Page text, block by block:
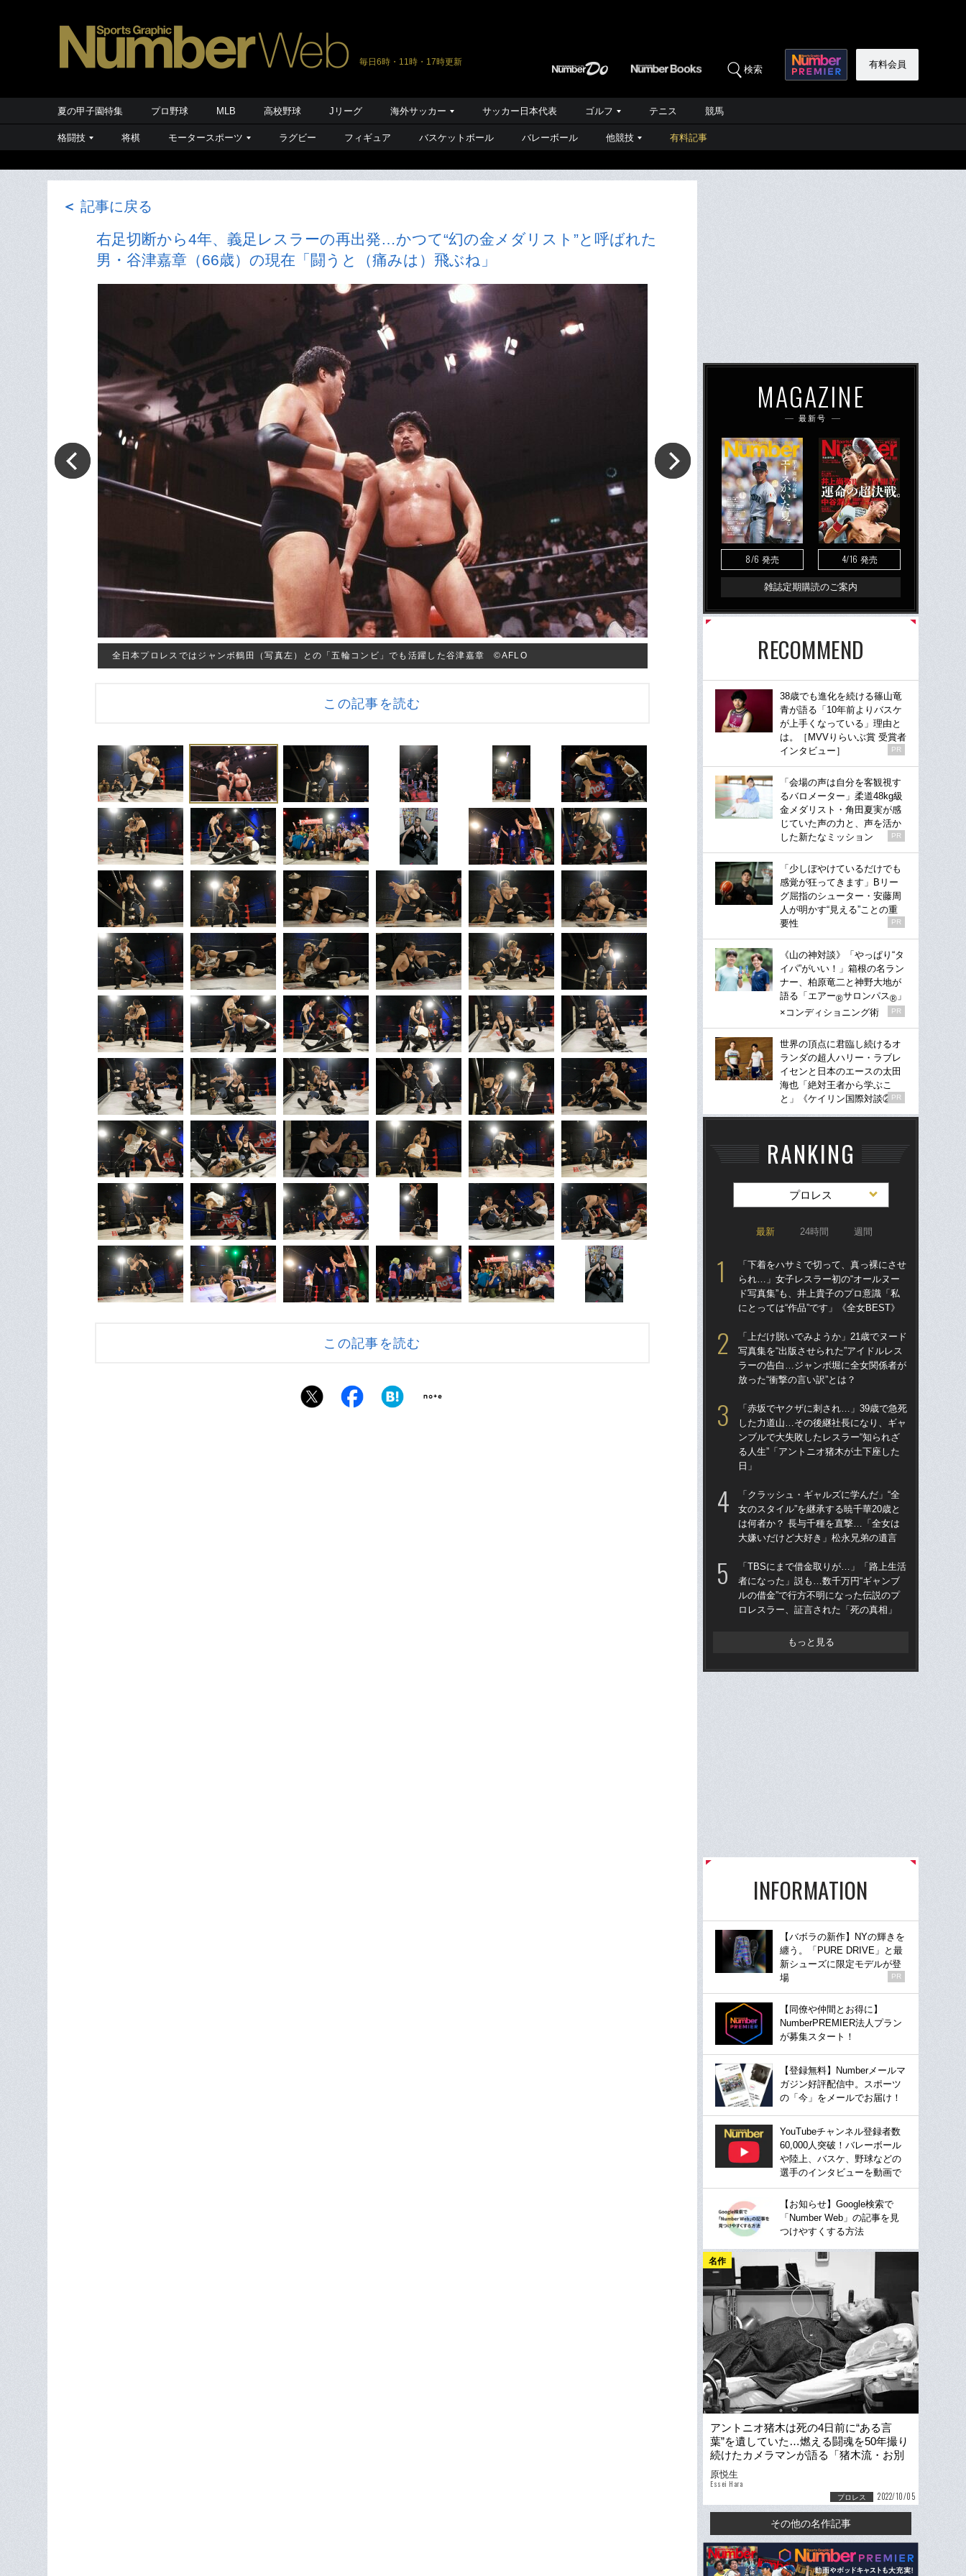
毎日6時・11時・17時更新
検索 有料会員
夏の甲子園特集 プロ野球 MLB 高校野球 Jリーグ 海外サッカー サッカー日本代表 ゴルフ テニス 競馬
格闘技 将棋 モータースポーツ ラグビー フィギュア バスケットボール バレーボール 他競技 有料記事
＜ 記事に戻る
右足切断から4年、義足レスラーの再出発…かつて“幻の金メダリスト”と呼ばれた
男・谷津嘉章（66歳）の現在「闘うと（痛みは）飛ぶね」
全日本プロレスではジャンボ鶴田（写真左）との「五輪コンビ」でも活躍した谷津嘉章 ©AFLO
この記事を読む
この記事を読む
MAGAZINE
最新号
8/6 発売 4/16 発売
雑誌定期購読のご案内
RECOMMEND
38歳でも進化を続ける篠山竜
青が語る「10年前よりバスケ
が上手くなっている」理由と
は。［MVVりらいぶ賞 受賞者
インタビュー］
PR
「会場の声は自分を客観視す
るバロメーター」柔道48kg級
金メダリスト・角田夏実が感
じていた声の力と、声を活か
した新たなミッション
PR
「少しぼやけているだけでも
感覚が狂ってきます」Bリー
グ屈指のシューター・安藤周
人が明かす“見える”ことの重
要性
PR
《山の神対談》「やっぱり“タ
イパ”がいい！」箱根の名ラン
ナー、柏原竜二と神野大地が
語る「エアー®サロンパス® 」
×コンディショニング術
PR
世界の頂点に君臨し続けるオ
ランダの超人ハリー・ラブレ
イセンと日本のエースの太田
海也「絶対王者から学ぶこ
と」《ケイリン国際対談②》
PR
RANKING
プロレス
最新 24時間 週間
「下着をハサミで切って、真っ裸にさせ
られ…」女子レスラー初の“オールヌー
ド写真集”も、井上貴子のプロ意識「私
にとっては“作品”です」《全女BEST》
「上だけ脱いでみようか」21歳でヌード
写真集を“出版させられた”アイドルレス
ラーの告白…ジャンボ堀に全女関係者が
放った“衝撃の言い訳”とは？
「赤坂でヤクザに刺され…」39歳で急死
した力道山…その後継社長になり、ギャ
ンブルで大失敗したレスラー“知られざ
る人生”「アントニオ猪木が土下座した
日」
「クラッシュ・ギャルズに学んだ」“全
女のスタイル”を継承する暁千華20歳と
は何者か？ 長与千種を直撃…「全女は
大嫌いだけど大好き」松永兄弟の遺言
「TBSにまで借金取りが…」「路上生活
者になった」説も…数千万円“ギャンブ
ルの借金”で行方不明になった伝説のプ
ロレスラー、証言された「死の真相」
もっと見る
INFORMATION
【バボラの新作】NYの輝きを
纏う。「PURE DRIVE」と最
新シューズに限定モデルが登
場
PR
【同僚や仲間とお得に】
NumberPREMIER法人プラン
が募集スタート！
【登録無料】Numberメールマ
ガジン好評配信中。スポーツ
の「今」をメールでお届け！
YouTubeチャンネル登録者数
60,000人突破！バレーボール
や陸上、バスケ、野球などの
選手のインタビューを動画で
【お知らせ】Google検索で
「Number Web」の記事を見
つけやすくする方法
名作
アントニオ猪木は死の4日前に“ある言
葉”を遺していた…燃える闘魂を50年撮り
続けたカメラマンが語る「猪木流・お別
れ会」の夜
原悦生
Essei Hara
プロレス 2022/10/05
その他の名作記事